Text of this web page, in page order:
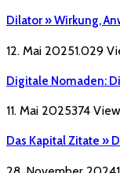
Dilator » Wirkung,
12. Mai 20251.029
Digitale Nomaden:
11. Mai 2025374
Das Kapital Zitate »